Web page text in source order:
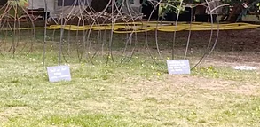
brosse douce).
Application : Réchauffez la boîte dans de
l’eau chaude pour la ramollir. Frottez la
cire sur la toile en effectuant des
mouvements circulaires à l’aide d’un